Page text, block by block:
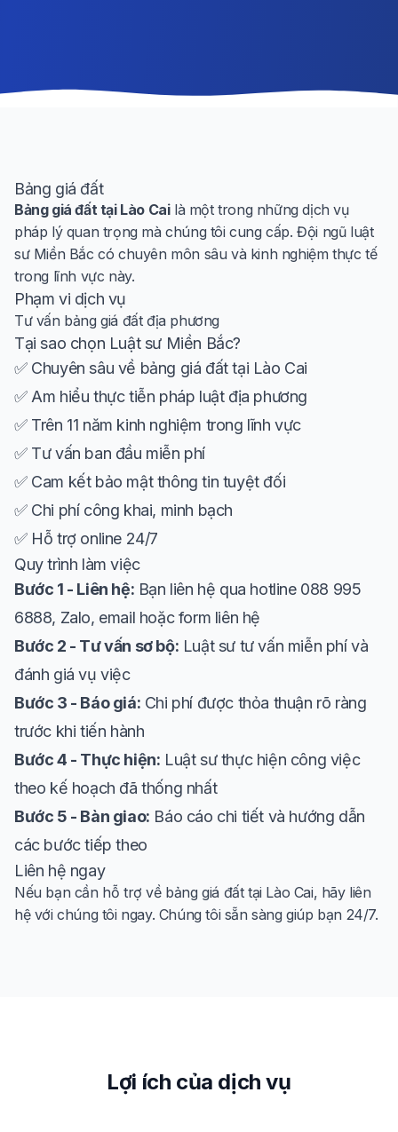
Bảng giá đất
Bảng giá đất tại Lào Cailà một trong những dịch vụ
pháp lý quan trọng mà chúng tôi cung cấp. Đội ngũ luật
sư Miền Bắc có chuyên môn sâu và kinh nghiệm thực tế
trong lĩnh vực này.
Phạm vi dịch vụ
Tư vấn bảng giá đất địa phương
Tại sao chọn Luật sư Miền Bắc?
✅ Chuyên sâu về bảng giá đất tại Lào Cai
✅ Am hiểu thực tiễn pháp luật địa phương
✅ Trên 11 năm kinh nghiệm trong lĩnh vực
✅ Tư vấn ban đầu miễn phí
✅ Cam kết bảo mật thông tin tuyệt đối
✅ Chi phí công khai, minh bạch
✅ Hỗ trợ online 24/7
Quy trình làm việc
Bước 1 - Liên hệ: Bạn liên hệ qua hotline 088 995
6888, Zalo, email hoặc form liên hệ
Bước 2 - Tư vấn sơ bộ: Luật sư tư vấn miễn phí và
đánh giá vụ việc
Bước 3 - Báo giá: Chi phí được thỏa thuận rõ ràng
trước khi tiến hành
Bước 4 - Thực hiện: Luật sư thực hiện công việc
theo kế hoạch đã thống nhất
Bước 5 - Bàn giao: Báo cáo chi tiết và hướng dẫn
các bước tiếp theo
Liên hệ ngay
Nếu bạn cần hỗ trợ về bảng giá đất tại Lào Cai, hãy liên
hệ với chúng tôi ngay. Chúng tôi sẵn sàng giúp bạn 24/7.
Lợi ích của dịch vụ